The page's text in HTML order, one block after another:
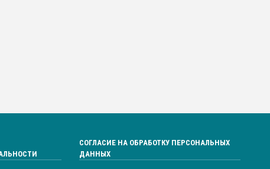
СОГЛАСИЕ НА ОБРАБОТКУ ПЕРСОНАЛЬНЫХ
ДАННЫХ